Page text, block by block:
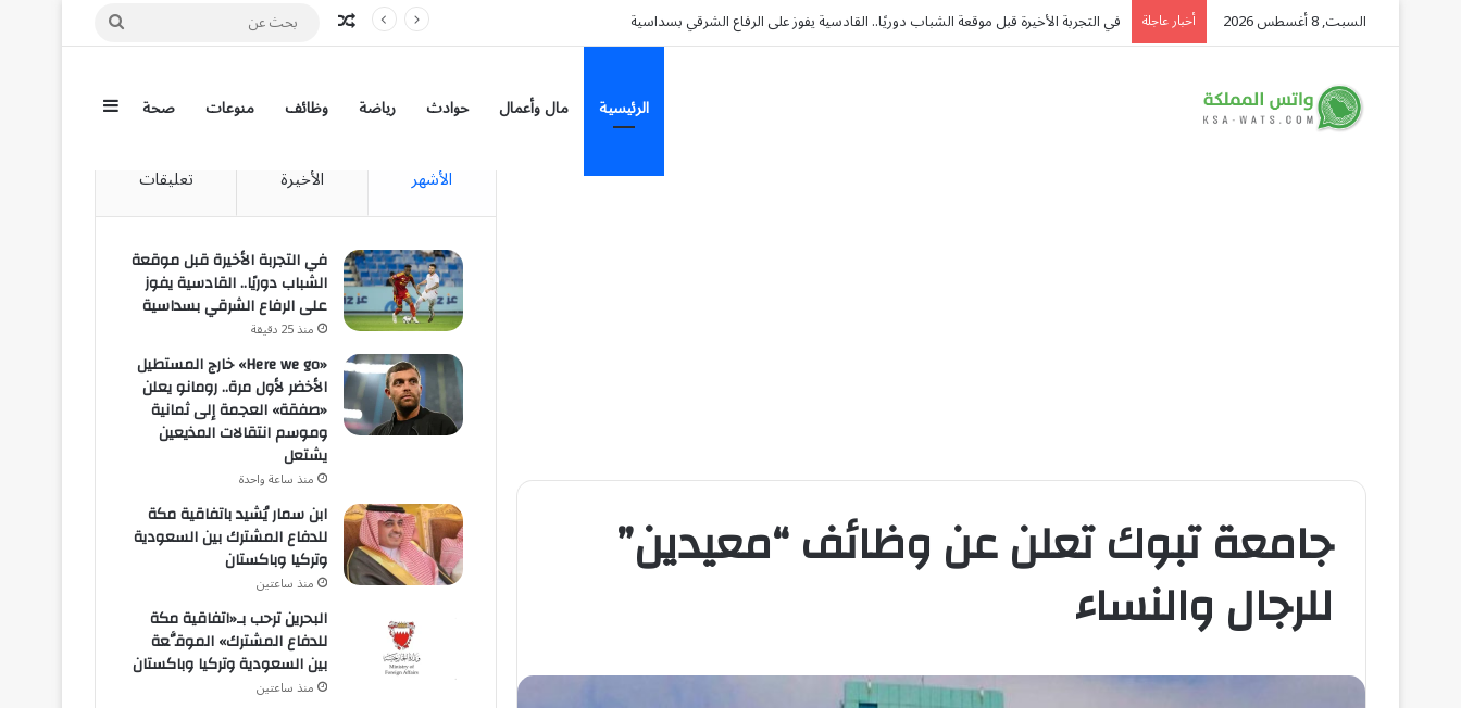
السبت, 8 أغسطس 2026 أخبار عاجلة مقال عشوائي
بحث
الرئيسية مال وأعمال حوادث رياضة وظائف منوعات صحة إضافة عمود
جامعة تبوك تعلن عن وظائف “معيدين”
للرجال والنساء
الأشهر الأخيرة تعليقات
في التجربة الأخيرة قبل موقعة
الشباب دوريًا.. القادسية يفوز
على الرفاع الشرقي بسداسية
منذ 25 دقيقة
«Here we go» خارج المستطيل
الأخضر لأول مرة.. رومانو يعلن
«صفقة» العجمة إلى ثمانية
وموسم انتقالات المذيعين
يشتعل
منذ ساعة واحدة
ابن سمار يُشيد باتفاقية مكة
للدفاع المشترك بين السعودية
وتركيا وباكستان
منذ ساعتين
البحرين ترحب بـ«اتفاقية مكة
للدفاع المشترك» الموقَّعة
بين السعودية وتركيا وباكستان
منذ ساعتين